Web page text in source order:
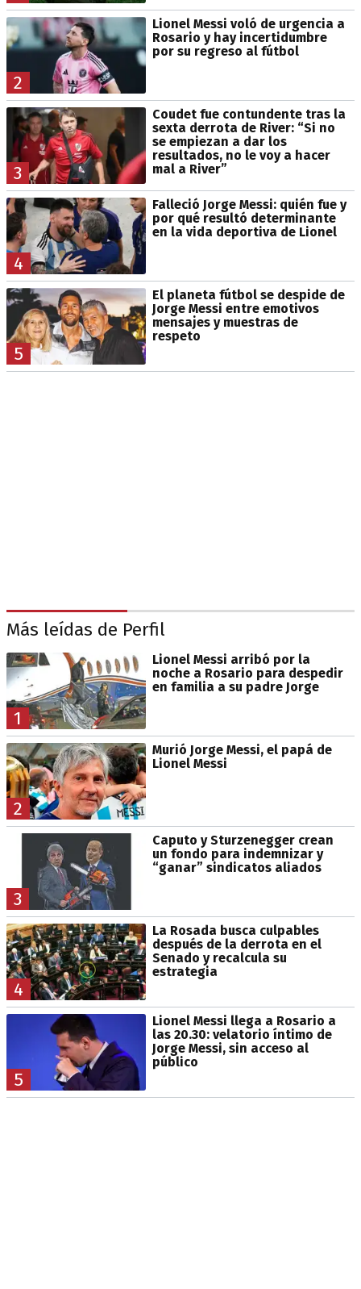
2
Lionel Messi voló de urgencia a
Rosario y hay incertidumbre
por su regreso al fútbol
3
Coudet fue contundente tras la
sexta derrota de River: “Si no
se empiezan a dar los
resultados, no le voy a hacer
mal a River”
4
Falleció Jorge Messi: quién fue y
por qué resultó determinante
en la vida deportiva de Lionel
5
El planeta fútbol se despide de
Jorge Messi entre emotivos
mensajes y muestras de
respeto
Más leídas de Perfil
1
Lionel Messi arribó por la
noche a Rosario para despedir
en familia a su padre Jorge
2
Murió Jorge Messi, el papá de
Lionel Messi
3
Caputo y Sturzenegger crean
un fondo para indemnizar y
“ganar” sindicatos aliados
4
La Rosada busca culpables
después de la derrota en el
Senado y recalcula su
estrategia
5
Lionel Messi llega a Rosario a
las 20.30: velatorio íntimo de
Jorge Messi, sin acceso al
público